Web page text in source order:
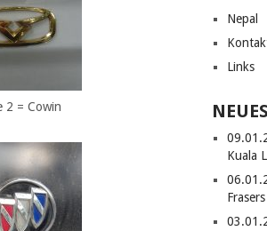
2 = Cowin
Nepal
Links
Kuala
Frasers